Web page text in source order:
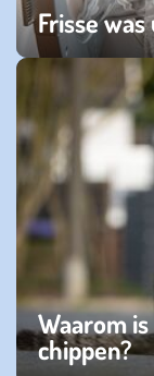
Frisse
donderdag 20
Waarom
chippen?